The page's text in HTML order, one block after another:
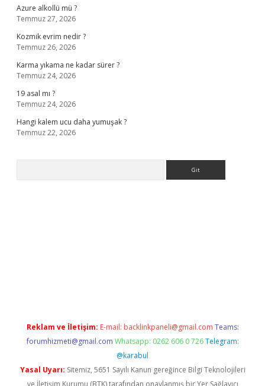
Azure alkollü mü ?
Temmuz 27, 2026
Kozmik evrim nedir ?
Temmuz 26, 2026
Karma yıkama ne kadar sürer ?
Temmuz 24, 2026
19 asal mı ?
Temmuz 24, 2026
Hangi kalem ucu daha yumuşak ?
Temmuz 22, 2026
Reklam ve İletişim: E-mail: backlinkpaneli@gmail.com Teams:
forumhizmeti@gmail.com Whatsapp: 0262 606 0 726 Telegram:
@karabul
Yasal Uyarı: Sitemiz, 5651 Sayılı Kanun gereğince Bilgi Teknolojileri
ve İletişim Kurumu (BTK) tarafından onaylanmış bir Yer Sağlayıcı